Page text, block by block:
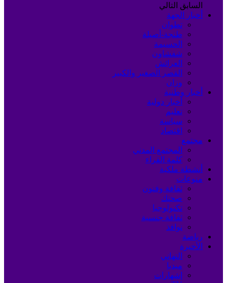
السابق التالي
أخبار الجهة
تطوان
طنجة-أصيلة
الحسيمة
شفشاون
العرائش
القصر الصغير والكبير
وزان
أخبار وطنية
أخبار دولية
تعليم
سياسة
اقتصاد
مجتمع
المجتمع المدني
كلمة القراء
أنشطة ملكية
منوعات
ثقافة وفنون
صحتك
تكنولوجيا
ثقافة جنسية
نوافذ
رياضة
الأخيرة
التهاني
ميديا
إشهارات